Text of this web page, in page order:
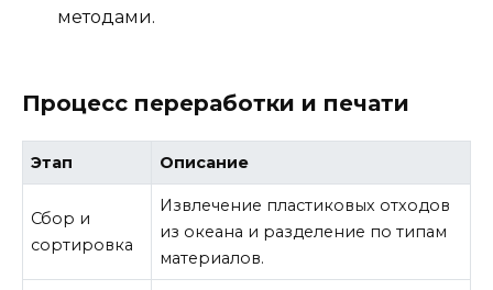
методами.
Процесс переработки и печати
Этап Описание
Сбор и
сортировка
Извлечение пластиковых отходов
из океана и разделение по типам
материалов.